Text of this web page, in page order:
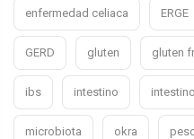
enfermedad celiaca ERGE
GERD gluten gluten
ibs intestino
microbiota okra